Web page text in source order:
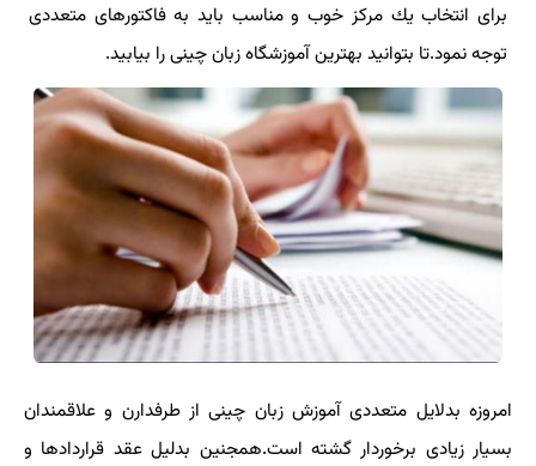
درباره ما
آموزش
برای انتخاب یك مركز خوب و مناسب باید به فاكتورهای متعددی
توجه نمود.تا بتوانید بهترین آموزشگاه زبان چینی را بیابید.
امروزه بدلایل متعددی آموزش زبان چینی از طرفدارن و علاقمندان
بسیار زیادی برخوردار گشته است.همجنین بدلیل عقد قراردادها و